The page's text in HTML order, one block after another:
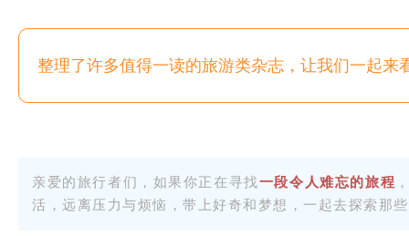
整理了许多值得一读的旅游类杂志，让我们一起来
亲爱的旅行者们，如果你正在寻找一段令人难忘的旅程
活，远离压力与烦恼，带上好奇和梦想，一起去探索那